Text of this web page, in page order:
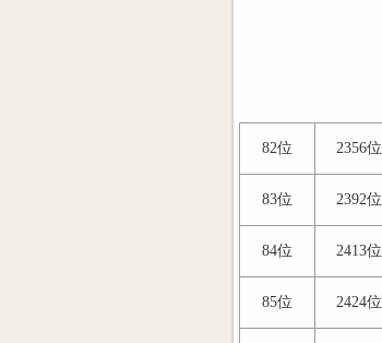
82位 2356位
83位 2392位
84位 2413位
85位 2424位